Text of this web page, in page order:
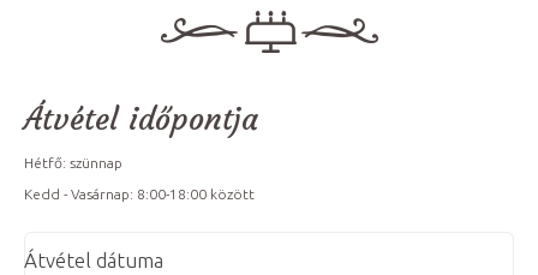
Átvétel időpontja
Hétfő: szünnap
Kedd - Vasárnap: 8:00-18:00 között
Átvétel dátuma